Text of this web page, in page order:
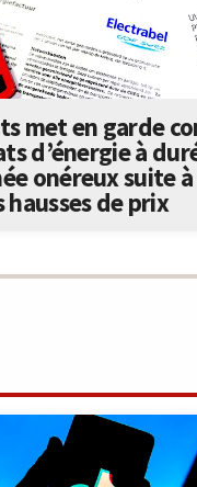
met en garde
d’énergie à
onéreux suite
hausses de prix